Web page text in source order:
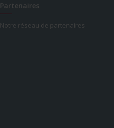
Partenaires
Notre réseau de partenaires